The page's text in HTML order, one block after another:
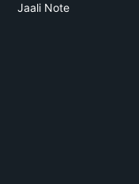
Jaali Note